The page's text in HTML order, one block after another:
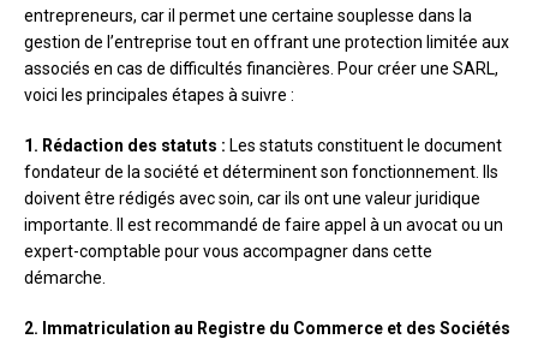
entrepreneurs, car il permet une certaine souplesse dans la
gestion de l’entreprise tout en offrant une protection limitée aux
associés en cas de difficultés financières. Pour créer une SARL,
voici les principales étapes à suivre :
1. Rédaction des statuts : Les statuts constituent le document
fondateur de la société et déterminent son fonctionnement. Ils
doivent être rédigés avec soin, car ils ont une valeur juridique
importante. Il est recommandé de faire appel à un avocat ou un
expert-comptable pour vous accompagner dans cette
démarche.
2. Immatriculation au Registre du Commerce et des Sociétés